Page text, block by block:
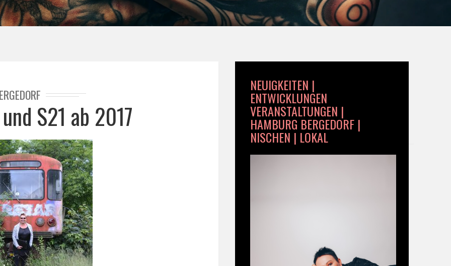
S21 ab 2017
NEUIGKEITEN |
ENTWICKLUNGEN
VERANSTALTUNGEN |
HAMBURG BERGEDORF |
NISCHEN | LOKAL